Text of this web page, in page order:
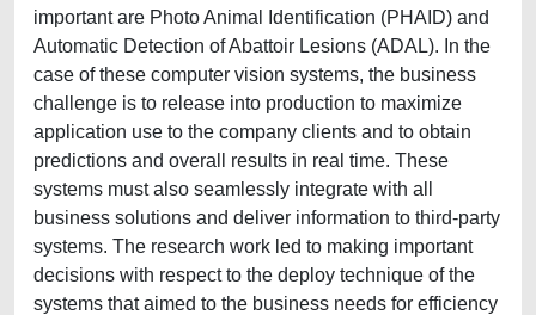
important are Photo Animal Identification (PHAID) and
Automatic Detection of Abattoir Lesions (ADAL). In the
case of these computer vision systems, the business
challenge is to release into production to maximize
application use to the company clients and to obtain
predictions and overall results in real time. These
systems must also seamlessly integrate with all
business solutions and deliver information to third-party
systems. The research work led to making important
decisions with respect to the deploy technique of the
systems that aimed to the business needs for efficiency